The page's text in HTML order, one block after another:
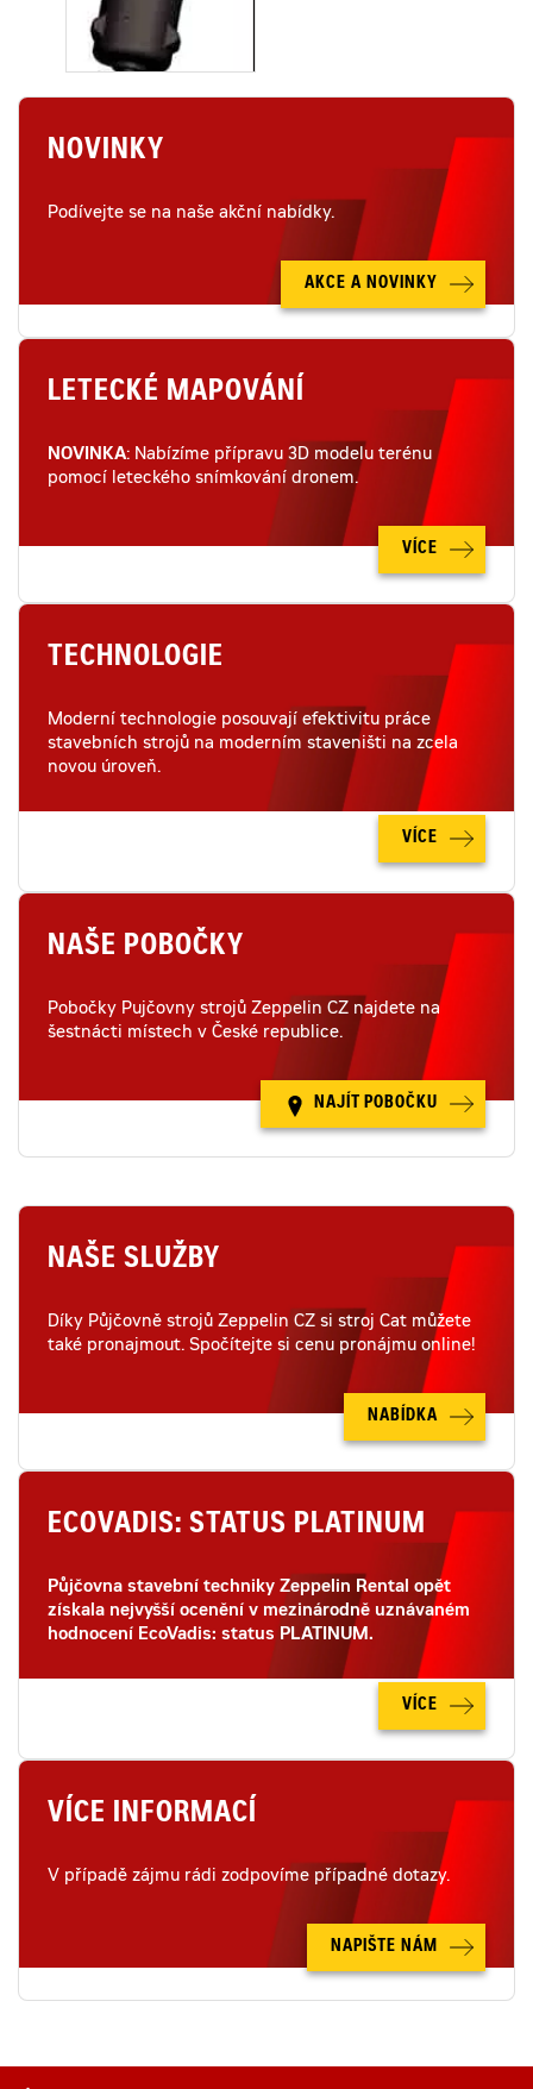
NOVINKY
Podívejte se na naše akční nabídky.
AKCE A NOVINKY
LETECKÉ MAPOVÁNÍ
NOVINKA: Nabízíme přípravu 3D modelu terénu
pomocí leteckého snímkování dronem.
VÍCE
TECHNOLOGIE
Moderní technologie posouvají efektivitu práce
stavebních strojů na moderním staveništi na zcela
novou úroveň.
VÍCE
NAŠE POBOČKY
Pobočky Pujčovny strojů Zeppelin CZ najdete na
šestnácti místech v České republice.
NAJÍT POBOČKU
NAŠE SLUŽBY
Díky Půjčovně strojů Zeppelin CZ si stroj Cat můžete
také pronajmout. Spočítejte si cenu pronájmu online!
NABÍDKA
ECOVADIS: STATUS PLATINUM
Půjčovna stavební techniky Zeppelin Rental opět
získala nejvyšší ocenění v mezinárodně uznávaném
hodnocení EcoVadis: status PLATINUM.
VÍCE
VÍCE INFORMACÍ
V případě zájmu rádi zodpovíme případné dotazy.
NAPIŠTE NÁM